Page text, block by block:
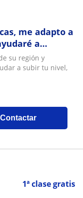
me adapto a
a
su región y
a subir tu nivel,
Contactar
1ª clase gratis